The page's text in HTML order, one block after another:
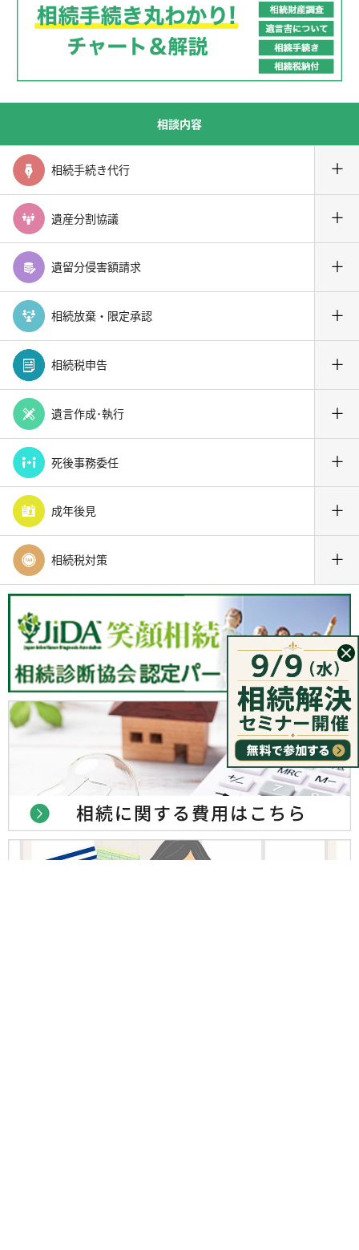
相談内容
相続手続き代行 ＋
遺産分割協議 ＋
遺留分侵害額請求 ＋
相続放棄・限定承認 ＋
相続税申告 ＋
遺言作成･執行 ＋
死後事務委任 ＋
成年後見 ＋
相続税対策 ＋